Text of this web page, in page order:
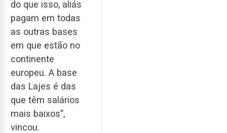
do que isso, aliás
pagam em todas
as outras bases
em que estão no
continente
europeu. A base
das Lajes é das
que têm salários
mais baixos”,
vincou.